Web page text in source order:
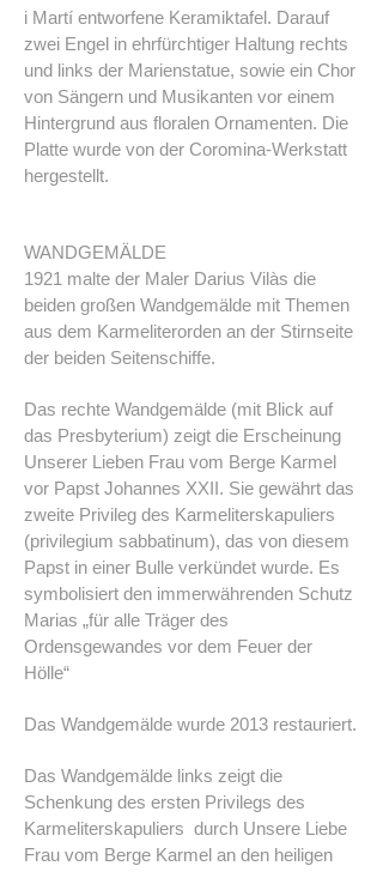
i Martí entworfene Keramiktafel. Darauf
zwei Engel in ehrfürchtiger Haltung rechts
und links der Marienstatue, sowie ein Chor
von Sängern und Musikanten vor einem
Hintergrund aus floralen Ornamenten. Die
Platte wurde von der Coromina-Werkstatt
hergestellt.
WANDGEMÄLDE
1921 malte der Maler Darius Vilàs die
beiden großen Wandgemälde mit Themen
aus dem Karmeliterorden an der Stirnseite
der beiden Seitenschiffe.
Das rechte Wandgemälde (mit Blick auf
das Presbyterium) zeigt die Erscheinung
Unserer Lieben Frau vom Berge Karmel
vor Papst Johannes XXII. Sie gewährt das
zweite Privileg des Karmeliterskapuliers
(privilegium sabbatinum), das von diesem
Papst in einer Bulle verkündet wurde. Es
symbolisiert den immerwährenden Schutz
Marias „für alle Träger des
Ordensgewandes vor dem Feuer der
Hölle“
Das Wandgemälde wurde 2013 restauriert.
Das Wandgemälde links zeigt die
Schenkung des ersten Privilegs des
Karmeliterskapuliers durch Unsere Liebe
Frau vom Berge Karmel an den heiligen